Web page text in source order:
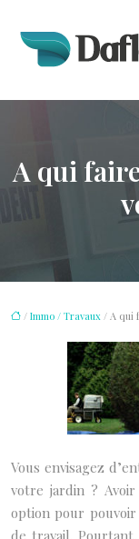
A qui
/ Immo / Travaux / A qui
Vous envisagez
votre jardin ?
option pour
de travail.